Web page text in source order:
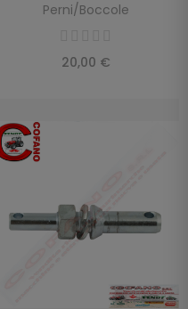
Perni/Boccole
20,00 €